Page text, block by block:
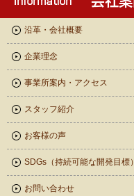
沿革・会社概要
企業理念
事業所案内・アクセス
スタッフ紹介
お客様の声
SDGs（持続可能な開発目標）
お問い合わせ